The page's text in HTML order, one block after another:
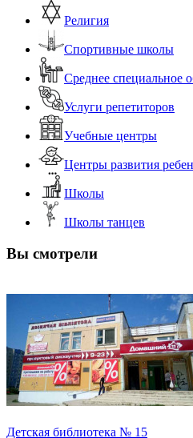
Религия
Спортивные школы
Среднее специальное
Услуги репетиторов
Учебные центры
Центры развития
Школы
Школы танцев
Вы смотрели
Детская библиотека № 15